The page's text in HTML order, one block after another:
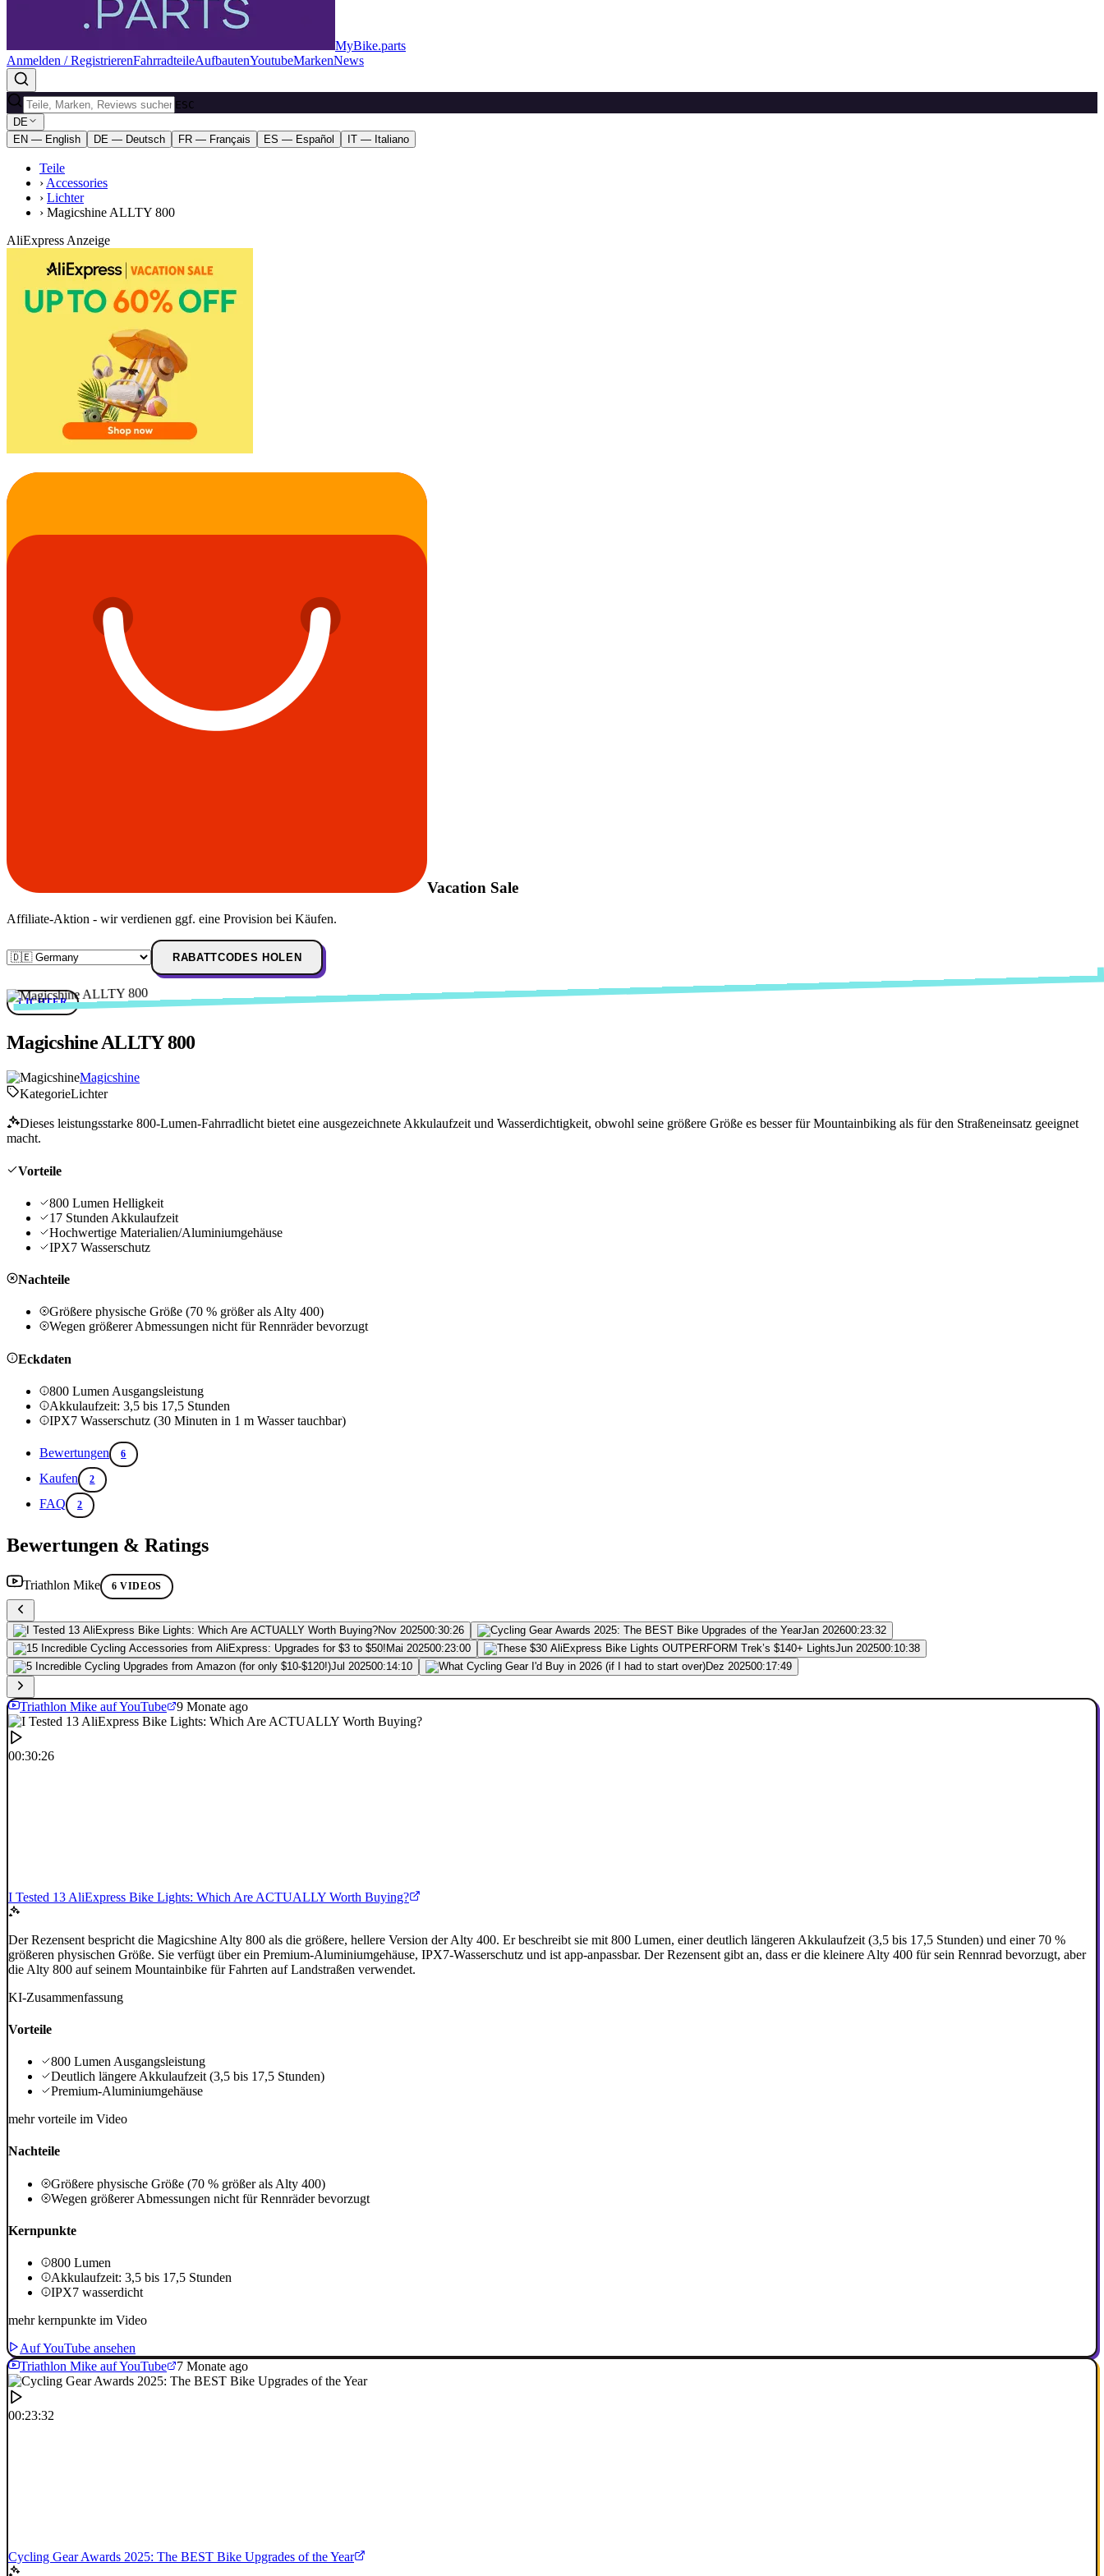
MyBike.parts
Anmelden / RegistrierenFahrradteileAufbautenYoutubeMarkenNews
ESC
DE
EN — English
DE — Deutsch FR — Français ES — Español IT — Italiano
Teile
› Accessories
› Lichter
› Magicshine ALLTY 800
AliExpress Anzeige
Vacation Sale
Affiliate-Aktion - wir verdienen ggf. eine Provision bei Käufen.
RABATTCODES HOLEN
LICHTER
Magicshine ALLTY 800
Magicshine
KategorieLichter
Dieses leistungsstarke 800-Lumen-Fahrradlicht bietet eine ausgezeichnete Akkulaufzeit und Wasserdichtigkeit, obwohl seine größere Größe es besser für Mountainbiking als für den Straßeneinsatz geeignet
macht.
Vorteile
800 Lumen Helligkeit
17 Stunden Akkulaufzeit
Hochwertige Materialien/Aluminiumgehäuse
IPX7 Wasserschutz
Nachteile
Größere physische Größe (70 % größer als Alty 400)
Wegen größerer Abmessungen nicht für Rennräder bevorzugt
Eckdaten
800 Lumen Ausgangsleistung
Akkulaufzeit: 3,5 bis 17,5 Stunden
IPX7 Wasserschutz (30 Minuten in 1 m Wasser tauchbar)
Bewertungen 6
Kaufen 2
FAQ 2
Bewertungen & Ratings
Triathlon Mike 6 VIDEOS
Nov 202500:30:26 Jan 202600:23:32
Mai 202500:23:00 Jun 202500:10:38
Jul 202500:14:10 Dez 202500:17:49
Triathlon Mike auf YouTube 9 Monate ago
00:30:26
I Tested 13 AliExpress Bike Lights: Which Are ACTUALLY Worth Buying?
Der Rezensent bespricht die Magicshine Alty 800 als die größere, hellere Version der Alty 400. Er beschreibt sie mit 800 Lumen, einer deutlich längeren Akkulaufzeit (3,5 bis 17,5 Stunden) und einer 70 %
größeren physischen Größe. Sie verfügt über ein Premium-Aluminiumgehäuse, IPX7-Wasserschutz und ist app-anpassbar. Der Rezensent gibt an, dass er die kleinere Alty 400 für sein Rennrad bevorzugt, aber
die Alty 800 auf seinem Mountainbike für Fahrten auf Landstraßen verwendet.
KI-Zusammenfassung
Vorteile
800 Lumen Ausgangsleistung
Deutlich längere Akkulaufzeit (3,5 bis 17,5 Stunden)
Premium-Aluminiumgehäuse
mehr vorteile im Video
Nachteile
Größere physische Größe (70 % größer als Alty 400)
Wegen größerer Abmessungen nicht für Rennräder bevorzugt
Kernpunkte
800 Lumen
Akkulaufzeit: 3,5 bis 17,5 Stunden
IPX7 wasserdicht
mehr kernpunkte im Video
Auf YouTube ansehen
Triathlon Mike auf YouTube
7 Monate ago
00:23:32
Cycling Gear Awards 2025: The BEST Bike Upgrades of the Year